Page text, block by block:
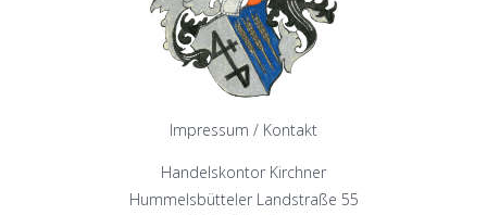
Impressum / Kontakt
Handelskontor Kirchner
Hummelsbütteler Landstraße 55